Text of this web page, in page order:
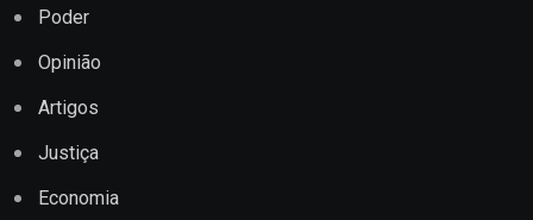
Poder
Opinião
Artigos
Justiça
Economia